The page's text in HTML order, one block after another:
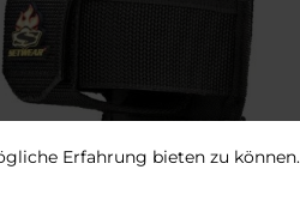
Erfahrung bieten zu können.